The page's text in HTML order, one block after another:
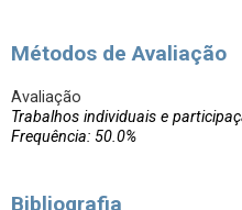
Métodos de Avaliação
Avaliação
Trabalhos individuais e
Frequência: 50.0%
Bibliografia